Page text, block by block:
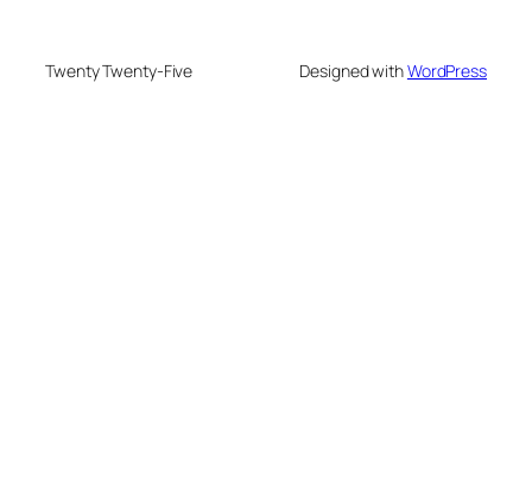
Twenty Twenty-Five Designed withWordPress